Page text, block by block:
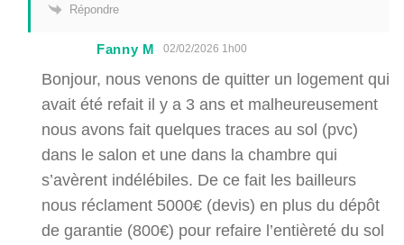
Répondre
Fanny M 02/02/2026 1h00
Bonjour, nous venons de quitter un logement qui
avait été refait il y a 3 ans et malheureusement
nous avons fait quelques traces au sol (pvc)
dans le salon et une dans la chambre qui
s’avèrent indélébiles. De ce fait les bailleurs
nous réclament 5000€ (devis) en plus du dépôt
de garantie (800€) pour refaire l’entièreté du sol